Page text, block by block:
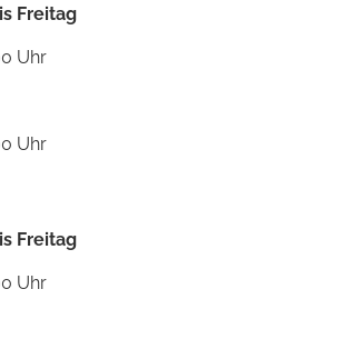
Freitag
Uhr
Uhr
Freitag
Uhr